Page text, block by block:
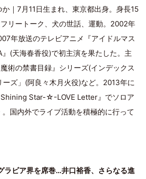
｜7月11日生まれ、東京都出身。身長15
リートーク、犬の世話、運動。2002年
年放送のテレビアニメ『アイドルマス
』(天海春香役)で初主演を果たした。主
術の禁書目録』シリーズ(インデックス
ズ」(阿良々木月火役)など。2013年に
Shining Star-☆-LOVE Letter』でソロア
国内外でライブ活動を積極的に行って
ラビア界を席巻…井口裕香、さらなる進